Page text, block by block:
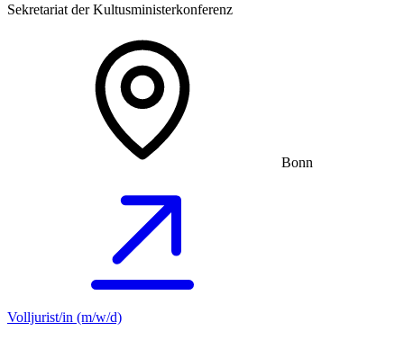
Sekretariat der Kultusministerkonferenz
Bonn
Volljurist/in (m/w/d)